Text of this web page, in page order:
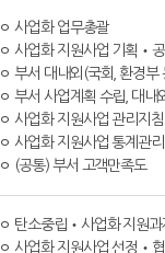
ㅇ 사업화 업무총괄
ㅇ 사업화 지원사업 기획‧
ㅇ 부서 대내외(국회, 환경부
ㅇ 부서 사업계획 수립, 대
ㅇ 사업화 지원사업 관리지
ㅇ 사업화 지원사업 통계관
ㅇ (공통) 부서 고객만족도
ㅇ 탄소중립‧사업화 지원과
ㅇ 사업화 지원사업 선정‧